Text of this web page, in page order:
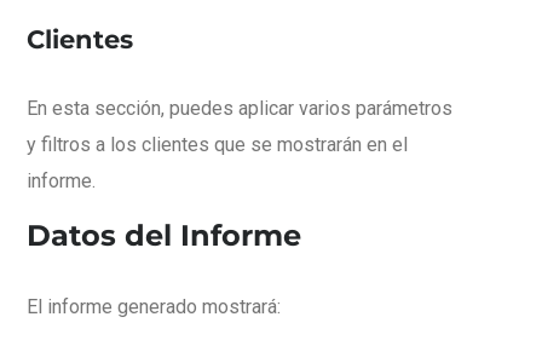
Clientes
En esta sección, puedes aplicar varios parámetros
y filtros a los clientes que se mostrarán en el
informe.
Datos del Informe
El informe generado mostrará: